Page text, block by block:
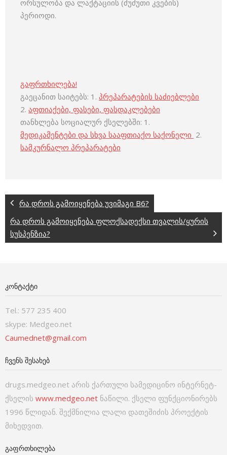
ორსულობა და ლაქტაციის (ძუძუთი კვების)
პერიოდი.
გაფრთხილება!
გაეცანით საიტებს: 1. პრეპარატების საძიებლები
2. აფთიაქები, ფასები, ფასდაკლებები
თანხლება სოციალურ ქსელებში: 1.
მედიკამენტები და სხვა სააფთიაქო საქონელი 2.
სამკურნალო პრეპარატები
რა დროს გამოიყენება უვიმაგი B6?
რა დროს გამოიყენება ფლოქსადექსი თვალის/ყურის
სუსპენზია?
ᲙᲝᲜᲢᲐᲥᲢᲘ
Tel.: 577 235 400
skype: Medgeo.net
Caumednet@gmail.com
ᲩᲕᲔᲜᲡ ᲨᲔᲡᲐᲮᲔᲑ
drugs.medgeo.net არის ქართული სამედიცინო ინტერნეტ-
ქსელის www.medgeo.net ნაწილი. ქსელი ფუნქციონირებს
1996 წლიდან. შექმნილია ლალი დათეშიძის პროექტის
მიხედვით.
ᲒᲐᲤᲠᲗᲮᲘᲚᲔᲑᲐ